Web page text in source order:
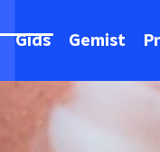
Gids Gemist